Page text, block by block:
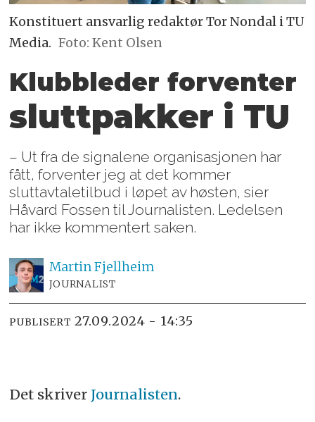
Konstituert ansvarlig redaktør Tor Nondal i TU
Media. Foto: Kent Olsen
Klubbleder forventer
sluttpakker i TU
– Ut fra de signalene organisasjonen har
fått, forventer jeg at det kommer
sluttavtaletilbud i løpet av høsten, sier
Håvard Fossen til Journalisten. Ledelsen
har ikke kommentert saken.
MartinFjellheim
JOURNALIST
PUBLISERT 27.09.2024 - 14:35
Det skriver Journalisten.